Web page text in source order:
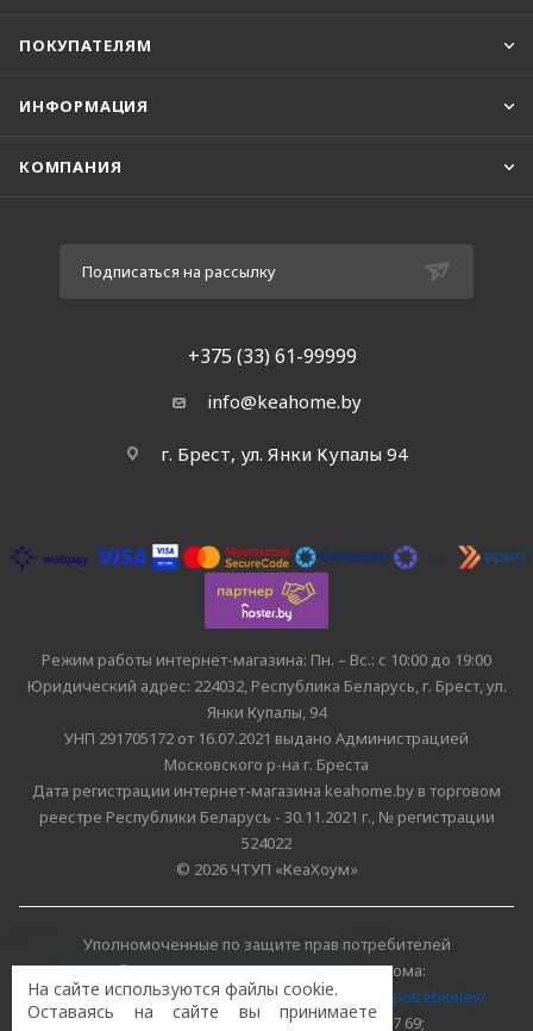
ПОКУПАТЕЛЯМ
ИНФОРМАЦИЯ
КОМПАНИЯ
Подписаться на рассылку
+375 (33) 61-99999
info@keahome.by
г. Брест, ул. Янки Купалы 94
Режим работы интернет-магазина: Пн. – Вс.: с 10:00 до 19:00
Юридический адрес: 224032, Республика Беларусь, г. Брест, ул.
Янки Купалы, 94
УНП 291705172 от 16.07.2021 выдано Администрацией
Московского р-на г. Бреста
Дата регистрации интернет-магазина keahome.by в торговом
реестре Республики Беларусь - 30.11.2021 г., № регистрации
524022
© 2026 ЧТУП «КеаХоум»
Уполномоченные по защите прав потребителей
облисполкомов, Минского горисполкома:
https://www.mart.gov.by/activity/zashchita-prav-potrebiteley/
БРЕСТСКАЯ ОБЛАСТЬ тел. (80162) 26 97 69;
На сайте используются файлы cookie.
Оставаясь на сайте вы принимаете